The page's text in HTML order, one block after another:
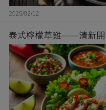
2025/02/12
泰式檸檬草雞——清新開